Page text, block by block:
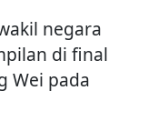
negara
di final
Wei pada